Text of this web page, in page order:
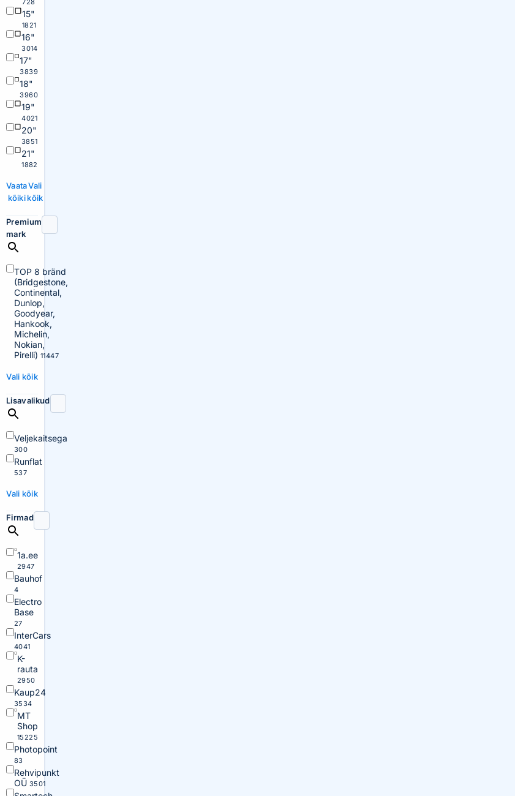
728
15"
1821
16"
3014
17"
3839
18"
3960
19"
4021
20"
3851
21"
1882
Vaata
kõiki
Vali
kõik
Premium
mark
TOP 8 bränd
(Bridgestone,
Continental,
Dunlop,
Goodyear,
Hankook,
Michelin,
Nokian,
Pirelli) 11447
Vali kõik
Lisavalikud
Veljekaitsega
300
Runflat
537
Vali kõik
Firmad
1a.ee
2947
Bauhof
4
Electro
Base
27
InterCars
4041
K-
rauta
2950
Kaup24
3534
MT
Shop
15225
Photopoint
83
Rehvipunkt
OÜ 3501